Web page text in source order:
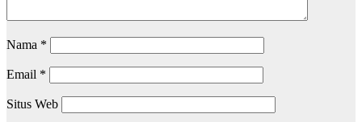
Nama *
Email *
Situs Web